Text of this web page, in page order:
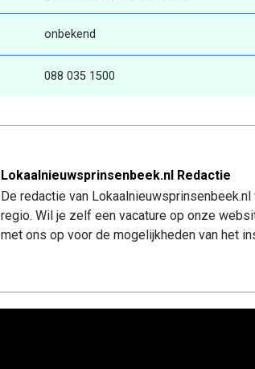
onbekend
088 035 1500
Lokaalnieuwsprinsenbeek.nl Redactie
De redactie van
regio. Wil je zelf een vacature op onze
met ons op voor de mogelijkheden van het